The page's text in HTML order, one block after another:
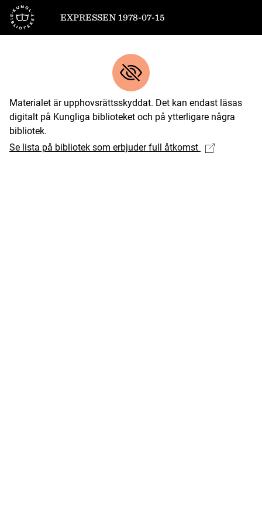
Till startsidan
EXPRESSEN 1978-07-15
Materialet är upphovsrättsskyddat. Det kan endast läsas
digitalt på Kungliga biblioteket och på ytterligare några
bibliotek.
Se lista på bibliotek som erbjuder full åtkomst